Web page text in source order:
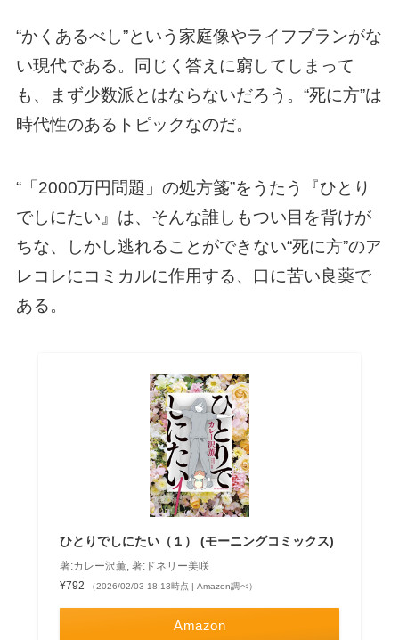
“かくあるべし”という家庭像やライフプランがな
い現代である。同じく答えに窮してしまって
も、まず少数派とはならないだろう。“死に方”は
時代性のあるトピックなのだ。
“「2000万円問題」の処方箋”をうたう『ひとり
でしにたい』は、そんな誰しもつい目を背けが
ちな、しかし逃れることができない“死に方”のア
レコレにコミカルに作用する、口に苦い良薬で
ある。
ひとりでしにたい（１） (モーニングコミックス)
著:カレー沢薫, 著:ドネリー美咲
¥792
（2026/02/03 18:13時点 | Amazon調べ）
Amazon